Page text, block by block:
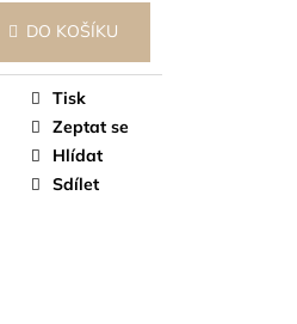
DO KOŠÍKU
Tisk
Zeptat se
Hlídat
Sdílet